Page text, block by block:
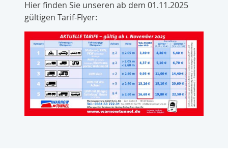
Hier finden Sie unseren ab dem 01.11.2025
gültigen Tarif-Flyer: